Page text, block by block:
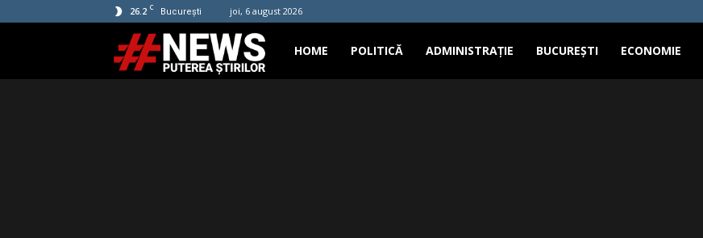
26.2 C București joi, 6 august 2026
Hashtag
HOME POLITICĂ ADMINISTRAȚIE BUCUREȘTI ECONOMIE